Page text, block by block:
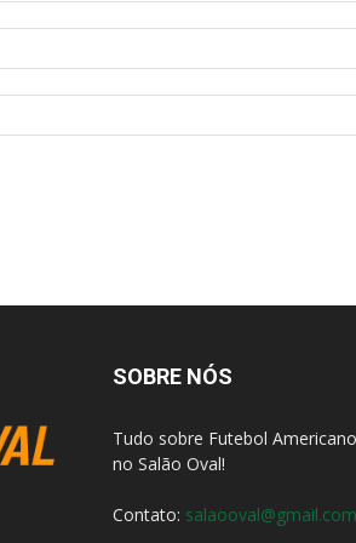
SOBRE NÓS
Tudo sobre Futebol
no Salão Oval!
Contato: salaooval@gmail.com